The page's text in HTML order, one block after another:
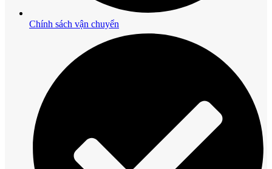
Chính sách vận chuyển